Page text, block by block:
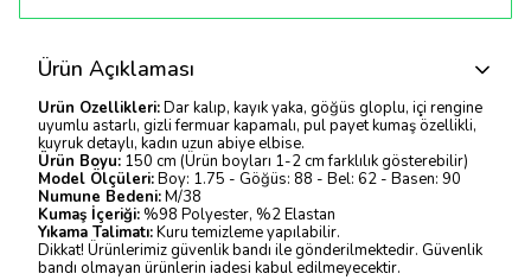
Ürün Açıklaması
Ürün Özellikleri:Dar kalıp, kayık yaka, göğüs gloplu, içi rengine
uyumlu astarlı, gizli fermuar kapamalı, pul payet kumaş özellikli,
kuyruk detaylı, kadın uzun abiye elbise.
Ürün Boyu: 150 cm (Ürün boyları 1-2 cm farklılık gösterebilir)
Model Ölçüleri:Boy: 1.75 - Göğüs: 88 - Bel: 62 - Basen: 90
Numune Bedeni:M/38
Kumaş İçeriği: %98 Polyester, %2 Elastan
Yıkama Talimatı:Kuru temizleme yapılabilir.
Dikkat! Ürünlerimiz güvenlik bandı ile gönderilmektedir. Güvenlik
bandı olmayan ürünlerin iadesi kabul edilmeyecektir.